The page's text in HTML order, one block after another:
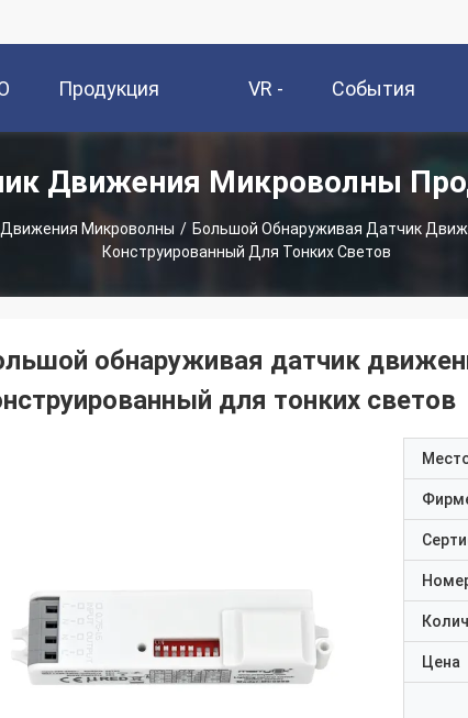
Продукция VR -
Шоу
События
Движения Микроволны
Микроволны / Большой Обнаруживая Датчик
Конструированный Для Тонких Светов
обнаруживая датчик
для тонких светов
Цена